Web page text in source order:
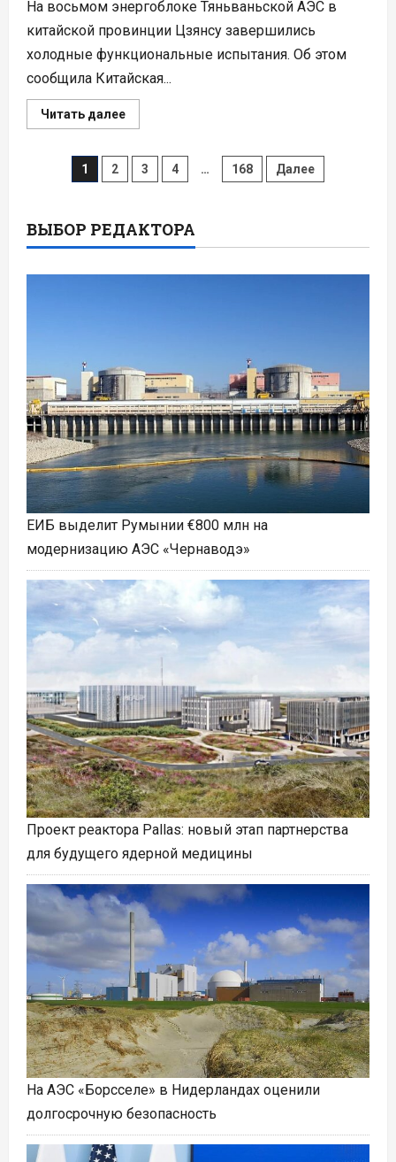
На восьмом энергоблоке Тяньваньской АЭС в
китайской провинции Цзянсу завершились
холодные функциональные испытания. Об этом
сообщила Китайская...
Читать далееПрочитать
больше
восьмом
блоке
ВВЭР-1200
завершились
холодные
Пагинация
1 2 3 4 … 168 Далее
ВЫБОР РЕДАКТОРА
ЕИБ выделит Румынии €800 млн на
модернизацию АЭС «Чернаводэ»
Проект реактора Pallas: новый этап партнерства
для будущего ядерной медицины
На АЭС «Борсселе» в Нидерландах оценили
долгосрочную безопасность